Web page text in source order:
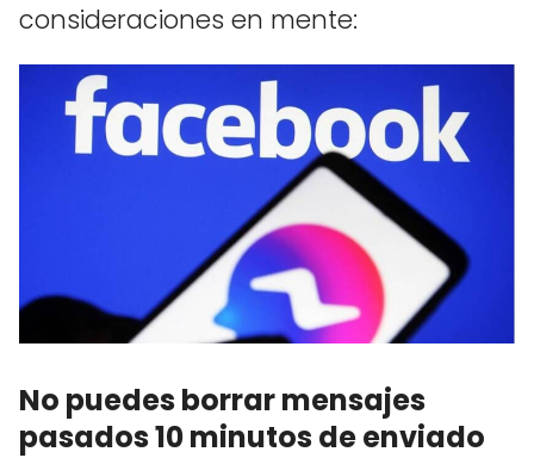
consideraciones en mente:
No puedes borrar mensajes
pasados 10 minutos de enviado